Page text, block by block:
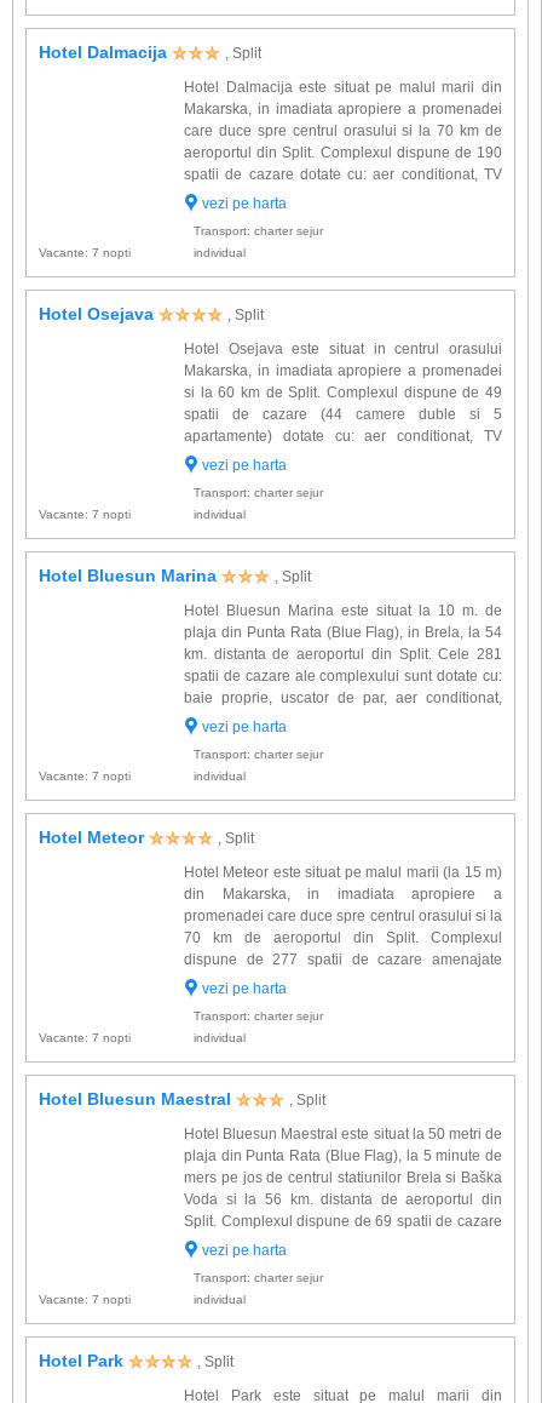
Hotel Dalmacija
, Split
Hotel Dalmacija este situat pe malul marii din
Makarska, in imadiata apropiere a promenadei
care duce spre centrul orasului si la 70 km de
aeroportul din Split. Complexul dispune de 190
spatii de cazare dotate cu: aer conditionat, TV
satelit, minibar, telefon, baie proprie, balcon. Alte
vezi pe harta
Vacante: 7 nopti
Transport: charter sejur
individual
Hotel Osejava
, Split
Hotel Osejava este situat in centrul orasului
Makarska, in imadiata apropiere a promenadei
si la 60 km de Split. Complexul dispune de 49
spatii de cazare (44 camere duble si 5
apartamente) dotate cu: aer conditionat, TV
satelit, minibar, telefon, baie proprie, seif. Alte
restaurant rustic, ...
vezi pe harta
Vacante: 7 nopti
Transport: charter sejur
individual
Hotel Bluesun Marina
, Split
Hotel Bluesun Marina este situat la 10 m. de
plaja din Punta Rata (Blue Flag), in Brela, la 54
km. distanta de aeroportul din Split. Cele 281
spatii de cazare ale complexului sunt dotate cu:
baie proprie, uscator de par, aer conditionat,
telefon, TV satelit, Wi-Fi, minibar. Alte facilitati
vezi pe harta
Vacante: 7 nopti
Transport: charter sejur
individual
Hotel Meteor
, Split
Hotel Meteor este situat pe malul marii (la 15 m)
din Makarska, in imadiata apropiere a
promenadei care duce spre centrul orasului si la
70 km de aeroportul din Split. Complexul
dispune de 277 spatii de cazare amenajate
elegant si dotate cu: aer conditionat, TV satelit,
balcon. Alte facil...
vezi pe harta
Vacante: 7 nopti
Transport: charter sejur
individual
Hotel Bluesun Maestral
, Split
Hotel Bluesun Maestral este situat la 50 metri de
plaja din Punta Rata (Blue Flag), la 5 minute de
mers pe jos de centrul statiunilor Brela si Baška
Voda si la 56 km. distanta de aeroportul din
Split. Complexul dispune de 69 spatii de cazare
dotate cu: baie proprie, aer conditionat, telefon,
vezi pe harta
Vacante: 7 nopti
Transport: charter sejur
individual
Hotel Park
, Split
Hotel Park este situat pe malul marii din